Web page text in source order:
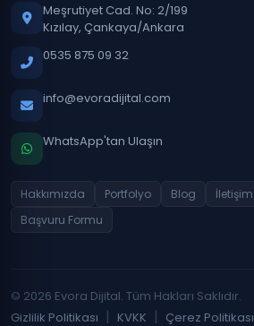
Meşrutiyet Cad. No: 2/199
Kızılay, Çankaya/Ankara
0535 875 09 32
info@evoradijital.com
WhatsApp'tan Ulaşın
Hakkımızda Portfolyo Blog İletişim
Başvuru Formu
© 2026 Evora Dijital. Tüm Hakları Saklıdır.
Gizlilik Politikası | KVKK | Çerez Politikası